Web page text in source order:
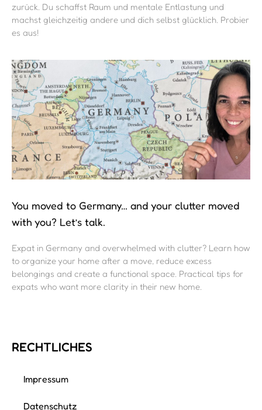
zurück. Du schaffst Raum und mentale Entlastung und
machst gleichzeitig andere und dich selbst glücklich. Probier
es aus!
You moved to Germany… and your clutter moved
with you? Let’s talk.
Expat in Germany and overwhelmed with clutter? Learn how
to organize your home after a move, reduce excess
belongings and create a functional space. Practical tips for
expats who want more clarity in their new home.
RECHTLICHES
Impressum
Datenschutz